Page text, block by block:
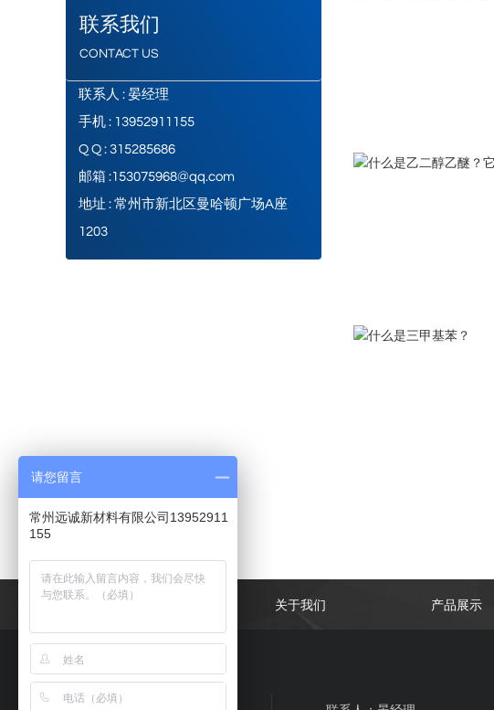
联系我们
CONTACT US
联系人 : 晏经理
手机 : 13952911155
Q Q : 315285686
邮箱 :153075968@qq.com
地址 : 常州市新北区曼哈顿广场A座
1203
网站首页 关于我们 产品展示
请您留言
常州远诚新材料有限公司13952911
155